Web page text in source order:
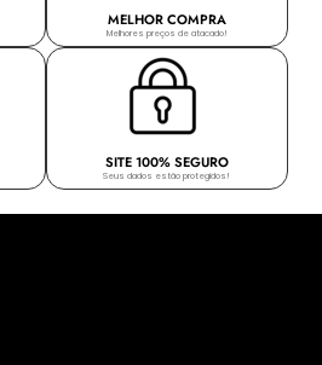
MELHOR COMPRA
Melhores preços de atacado!
SITE 100% SEGURO
Seus dados estão protegidos!